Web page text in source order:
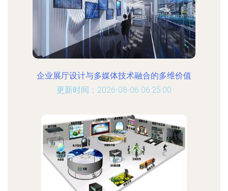
企业展厅设计与多媒体技术融合的多维价值
更新时间：2026-08-06 06:25:00